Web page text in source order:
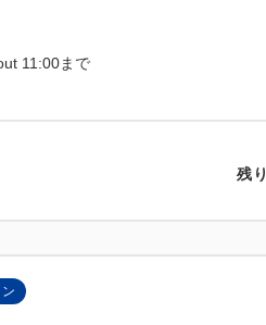
11:00まで
残り